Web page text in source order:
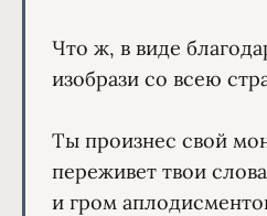
Что ж, в виде
изобрази со всею
Ты произнес свой
переживет твои
и гром